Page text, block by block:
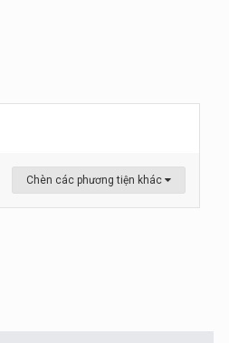
Chèn các phương tiện khác